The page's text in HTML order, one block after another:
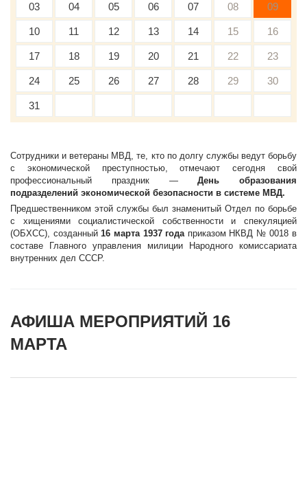
03 04 05 06 07 08 09
10 11 12 13 14 15 16
17 18 19 20 21 22 23
24 25 26 27 28 29 30
31
Сотрудники и ветераны МВД, те, кто по долгу службы ведут борьбу
с экономической преступностью, отмечают сегодня свой
профессиональный праздник —День образования
подразделений экономической безопасности в системе МВД.
Предшественником этой службы был знаменитый Отдел по борьбе
с хищениями социалистической собственности и спекуляцией
(ОБХСС), созданный16 марта 1937 годаприказом НКВД № 0018 в
составе Главного управления милиции Народного комиссариата
внутренних дел СССР.
АФИША МЕРОПРИЯТИЙ 16
МАРТА